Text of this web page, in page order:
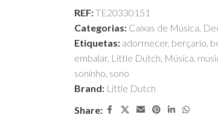
REF:TE20330151
Categorias: Caixas de Música,
Etiquetas: adormecer, berçario,
embalar, Little Dutch, Música,
soninho, sono
Brand: Little Dutch
Share: